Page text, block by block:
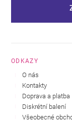
ODKAZY
O nás
Kontakty
Doprava a platba
Diskrétní balení
Všeobecné